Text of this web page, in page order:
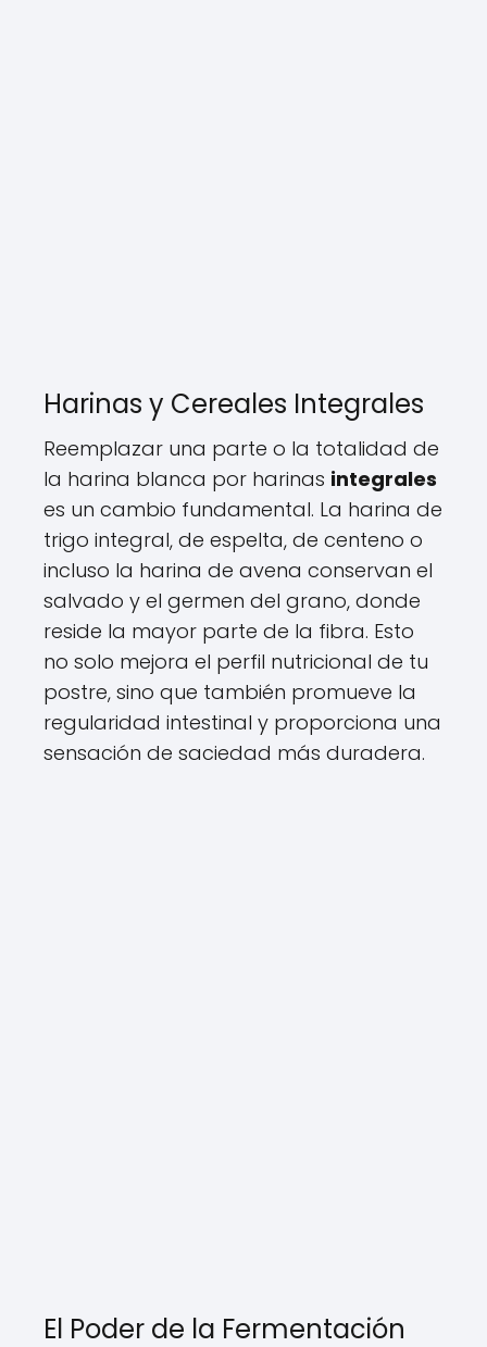
Harinas y Cereales Integrales
Reemplazar una parte o la totalidad de
la harina blanca por harinas integrales
es un cambio fundamental. La harina de
trigo integral, de espelta, de centeno o
incluso la harina de avena conservan el
salvado y el germen del grano, donde
reside la mayor parte de la fibra. Esto
no solo mejora el perfil nutricional de tu
postre, sino que también promueve la
regularidad intestinal y proporciona una
sensación de saciedad más duradera.
El Poder de la Fermentación